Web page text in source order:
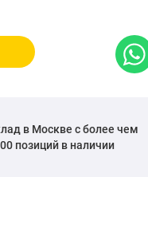
в Москве с более чем
позиций в наличии